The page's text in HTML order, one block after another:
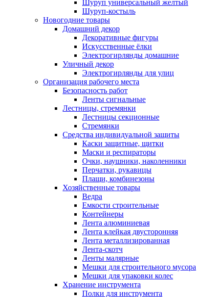
Шуруп универсальный желтый
Шуруп-костыль
Новогодние товары
Домашний декор
Декоративные фигуры
Искусственные ёлки
Электрогирлянды домашние
Уличный декор
Электрогирлянды для улиц
Организация рабочего места
Безопасность работ
Ленты сигнальные
Лестницы, стремянки
Лестницы секционные
Стремянки
Средства индивидуальной защиты
Каски защитные, щитки
Маски и респираторы
Очки, наушники, наколенники
Перчатки, рукавицы
Плащи, комбинезоны
Хозяйственные товары
Ведра
Емкости строительные
Контейнеры
Лента алюминиевая
Лента клейкая двусторонняя
Лента металлизированная
Лента-скотч
Ленты малярные
Мешки для строительного мусора
Мешки для упаковки колес
Хранение инструмента
Полки для инструмента